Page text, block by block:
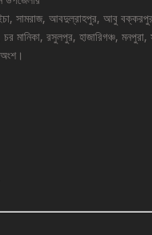
সামরাজ, আবদুল্রাহপুর, আবু
মানিকা, রসুলপুর, হাজারিগঞ্চ, মনপুরা,